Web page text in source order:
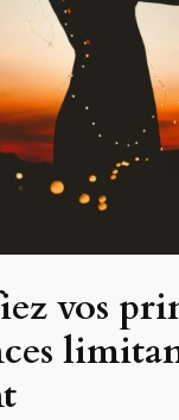
vos